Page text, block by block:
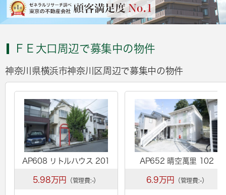
ＦＥ大口周辺で募集中の物件
神奈川県横浜市神奈川区周辺で募集中の物件
AP608 リトルハウス 201
5.98万円 （管理費:-）
AP652 晴空萬里 102
6.9万円 （管理費:-）